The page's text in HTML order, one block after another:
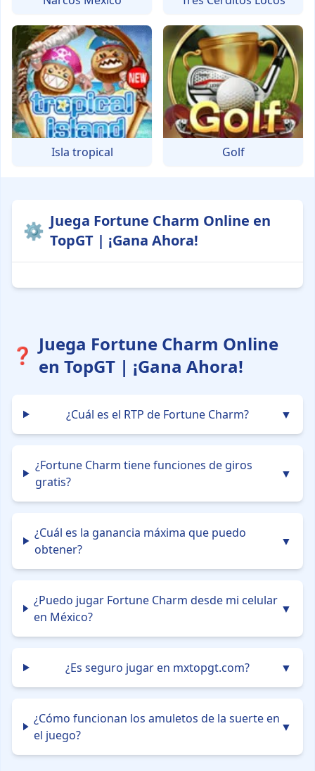
Isla tropical Golf
⚙️ Juega Fortune Charm Online en
TopGT | ¡Gana Ahora!
❓ Juega Fortune Charm Online
en TopGT | ¡Gana Ahora!
¿Cuál es el RTP de Fortune Charm? ▼
¿Fortune Charm tiene funciones de giros
gratis?
▼
¿Cuál es la ganancia máxima que puedo
obtener?
▼
¿Puedo jugar Fortune Charm desde mi celular
en México?
▼
¿Es seguro jugar en mxtopgt.com? ▼
¿Cómo funcionan los amuletos de la suerte en
el juego?
▼